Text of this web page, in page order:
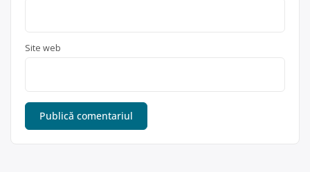
Site web